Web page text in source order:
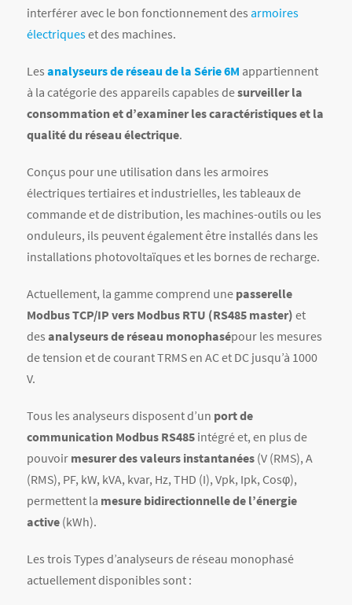
interférer avec le bon fonctionnement des armoires
électriqueset des machines.
Les analyseurs de réseau de la Série 6M appartiennent
à la catégorie des appareils capables desurveiller la
consommation et d’examiner les caractéristiques et la
qualité du réseau électrique.
Conçus pour une utilisation dans les armoires
électriques tertiaires et industrielles, les tableaux de
commande et de distribution, les machines-outils ou les
onduleurs, ils peuvent également être installés dans les
installations photovoltaïques et les bornes de recharge.
Actuellement, la gamme comprend une passerelle
Modbus TCP/IP vers Modbus RTU (RS485 master) et
des analyseurs de réseau monophasépour les mesures
de tension et de courant TRMS en AC et DC jusqu’à 1000
V.
Tous les analyseurs disposent d’un port de
communication Modbus RS485 intégré et, en plus de
pouvoir mesurer des valeurs instantanées (V (RMS), A
(RMS), PF, kW, kVA, kvar, Hz, THD (I), Vpk, Ipk, Cosφ),
permettent la mesure bidirectionnelle de l’énergie
active (kWh).
Les trois Types d’analyseurs de réseau monophasé
actuellement disponibles sont :